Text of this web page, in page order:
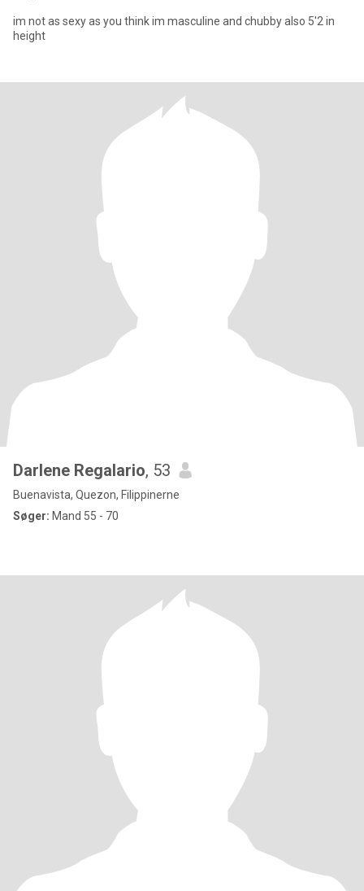
im not as sexy as you think im masculine and chubby also 5'2 in
height
Darlene Regalario, 53
Buenavista, Quezon, Filippinerne
Søger: Mand 55 - 70